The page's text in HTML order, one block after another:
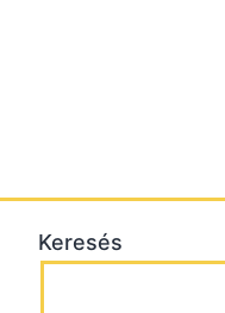
Keresés